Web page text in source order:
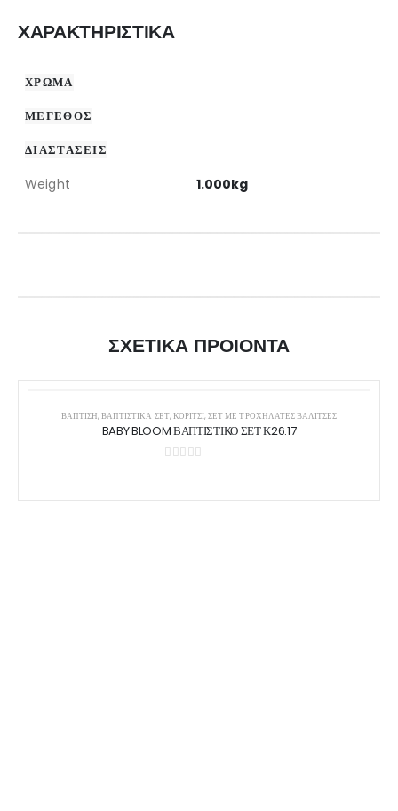
ΧΑΡΑΚΤΗΡΙΣΤΙΚΑ
ΧΡΩΜΑ
ΜΕΓΕΘΟΣ
ΔΙΑΣΤΑΣΕΙΣ
Weight 1.000kg
ΣΧΕΤΙΚΑ ΠΡΟΙΟΝΤΑ
ΒΑΠΤΙΣΗ,ΒΑΠΤΙΣΤΙΚΆ ΣΕΤ, ΚΟΡΊΤΣΙ,ΣΕΤ ΜΕ ΤΡΟΧΉΛΑΤΕΣ ΒΑΛΊΤΣΕΣ
BABY BLOOM ΒΑΠΤΙΣΤΙΚΟ ΣΕΤ Κ26.17